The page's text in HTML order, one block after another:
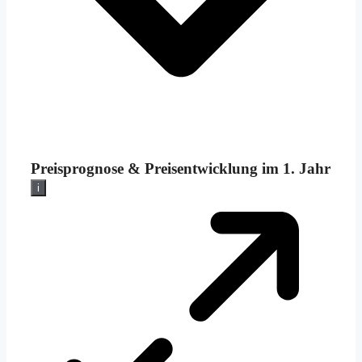
Preisprognose & Preisentwicklung im 1. Jahr
i